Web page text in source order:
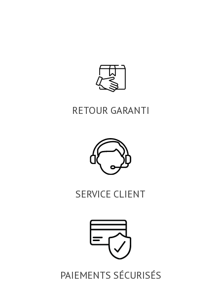
RETOUR GARANTI
SERVICE CLIENT
PAIEMENTS SÉCURISÉS